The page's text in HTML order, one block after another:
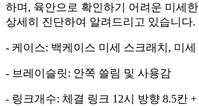
하며, 육안으로 확인하기 어려운 미세
상세히 진단하여 알려드리고 있습니다.
- 케이스: 백케이스 미세 스크래치, 미
- 브레이슬릿: 안쪽 쓸림 및 사용감
- 링크개수: 체결 링크 12시 방향 8.5칸